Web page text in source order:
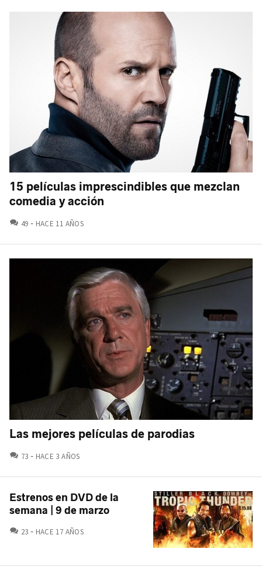
15 películas imprescindibles que mezclan
comedia y acción
49 COMENTARIOS
HACE 11 AÑOS
Las mejores películas de parodias
73 COMENTARIOS
HACE 3 AÑOS
Estrenos en DVD de la
semana | 9 de marzo
23 COMENTARIOS
HACE 17 AÑOS